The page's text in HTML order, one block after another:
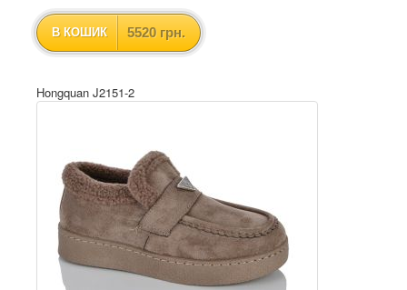
В КОШИК 5520 грн.
Hongquan J2151-2